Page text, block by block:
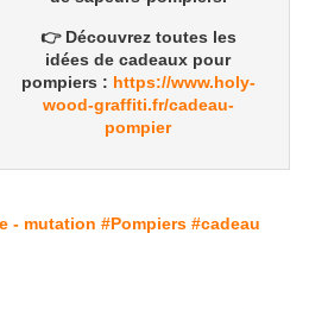
👉 Découvrez toutes les
idées de cadeaux pour
pompiers : https://www.holy-
wood-graffiti.fr/cadeau-
pompier
- mutation #Pompiers #cadeau